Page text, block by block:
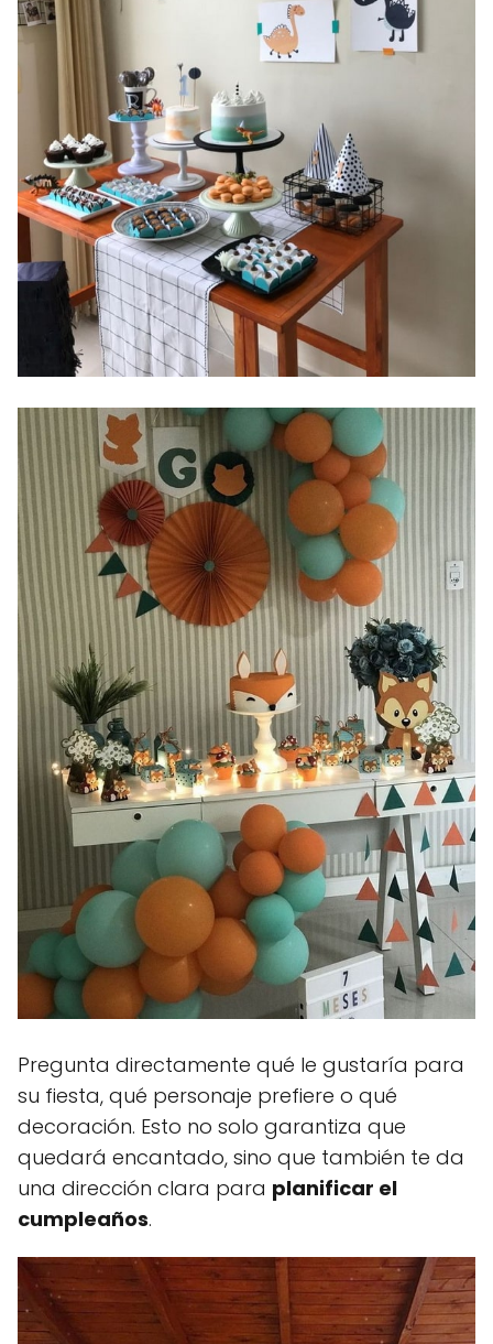
Pregunta directamente qué le gustaría para
su fiesta, qué personaje prefiere o qué
decoración. Esto no solo garantiza que
quedará encantado, sino que también te da
una dirección clara para planificar el
cumpleaños.